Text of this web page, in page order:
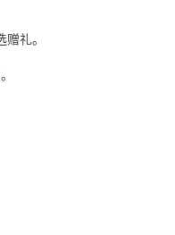
赠礼。